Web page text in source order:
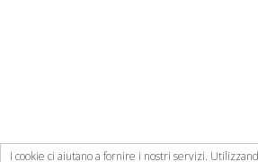
I cookie ci aiutano a fornire i nostri servizi.